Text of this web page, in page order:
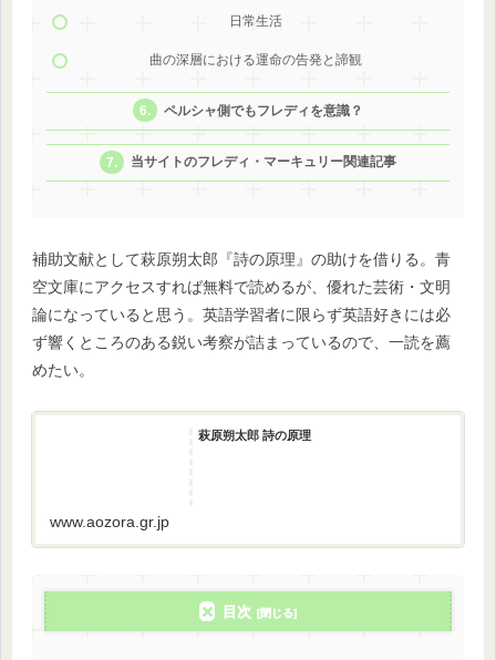
日常生活
曲の深層における運命の告発と諦観
ペルシャ側でもフレディを意識？
当サイトのフレディ・マーキュリー関連記事
補助文献として萩原朔太郎『詩の原理』の助けを借りる。青
空文庫にアクセスすれば無料で読めるが、優れた芸術・文明
論になっていると思う。英語学習者に限らず英語好きには必
ず響くところのある鋭い考察が詰まっているので、一読を薦
めたい。
萩原朔太郎 詩の原理
www.aozora.gr.jp
目次